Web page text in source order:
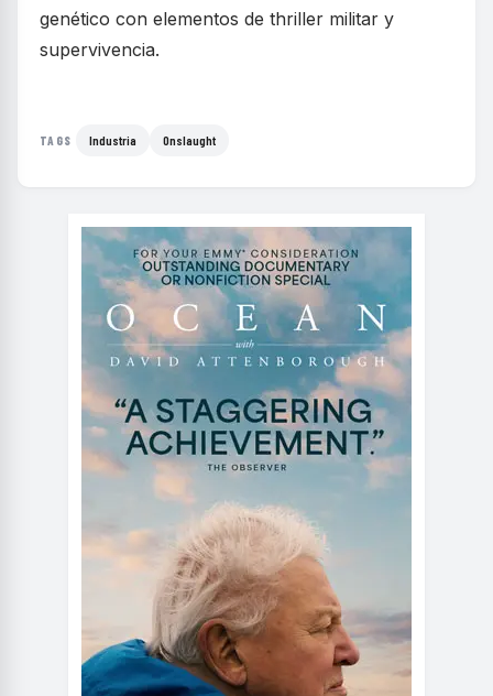
genético con elementos de thriller militar y
supervivencia.
TAGS Industria Onslaught